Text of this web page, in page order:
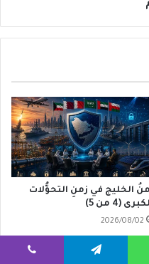
الخليج في زمنِ التحوُّلات
(4 من 5)
2026/08/02